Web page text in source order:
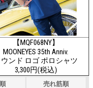
【MQF068NY】
MOONEYES 35th Anniv.
ンド ロゴ ポロシャツ
3,300円(税込)
売れ筋順